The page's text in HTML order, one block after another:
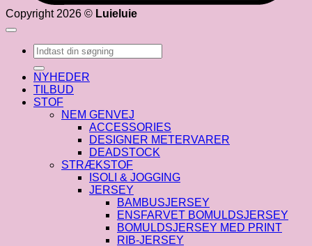
Copyright 2026 © Luieluie
Søg
efter:
NYHEDER
TILBUD
STOF
NEM GENVEJ
ACCESSORIES
DESIGNER METERVARER
DEADSTOCK
STRÆKSTOF
ISOLI & JOGGING
JERSEY
BAMBUSJERSEY
ENSFARVET BOMULDSJERSEY
BOMULDSJERSEY MED PRINT
RIB-JERSEY